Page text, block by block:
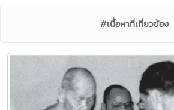
#เนื้อหาที่เกี่ยวข้อง